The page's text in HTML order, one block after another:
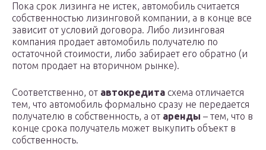
Пока срок лизинга не истек, автомобиль считается
собственностью лизинговой компании, а в конце все
зависит от условий договора. Либо лизинговая
компания продает автомобиль получателю по
остаточной стоимости, либо забирает его обратно (и
потом продает на вторичном рынке).
Соответственно, от автокредита схема отличается
тем, что автомобиль формально сразу не передается
получателю в собственность, а от аренды – тем, что в
конце срока получатель может выкупить объект в
собственность.